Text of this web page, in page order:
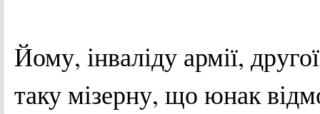
Йому, інваліду армії, другої
такумізерну, що юнак